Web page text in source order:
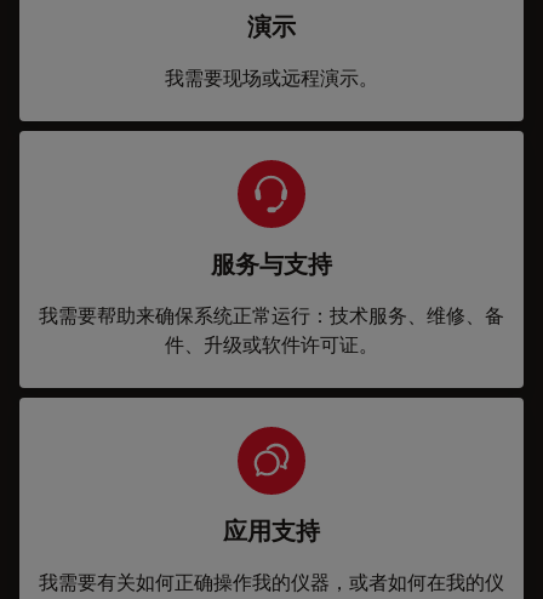
演示
我需要现场或远程演示。
服务与支持
我需要帮助来确保系统正常运行：技术服务、维修、备
件、升级或软件许可证。
应用支持
我需要有关如何正确操作我的仪器，或者如何在我的仪